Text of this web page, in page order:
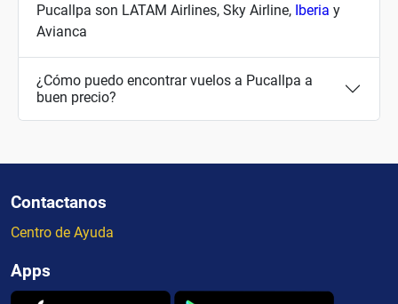
Pucallpa son LATAM Airlines, Sky Airline, Iberia y
Avianca
¿Cómo puedo encontrar vuelos a Pucallpa a
buen precio?
Contactanos
Centro de Ayuda
Apps